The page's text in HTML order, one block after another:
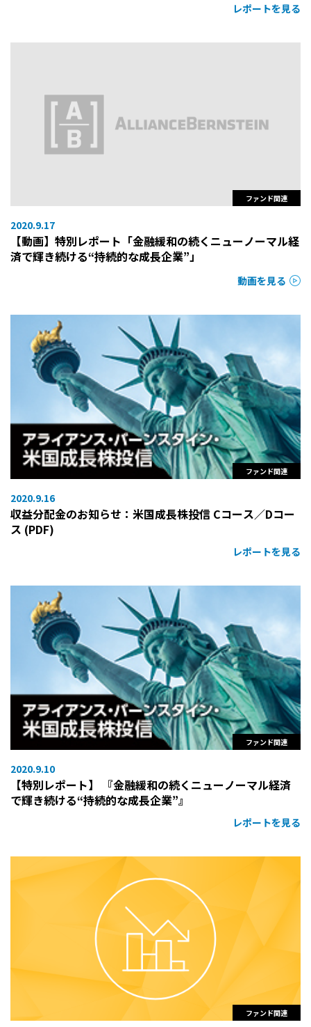
レポートを見る
ファンド関連
2020.9.17
【動画】特別レポート「金融緩和の続くニューノーマル経
済で輝き続ける“持続的な成長企業”」
動画を見る
ファンド関連
2020.9.16
収益分配金のお知らせ：米国成長株投信 Cコース／Dコー
ス (PDF)
レポートを見る
ファンド関連
2020.9.10
【特別レポート】 『金融緩和の続くニューノーマル経済
で輝き続ける“持続的な成長企業”』
レポートを見る
ファンド関連